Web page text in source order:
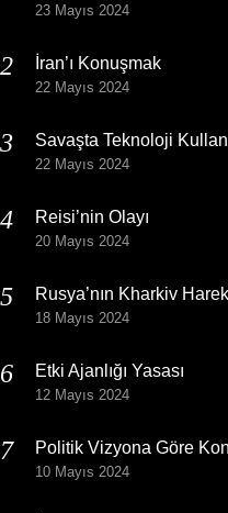
23 Mayıs 2024
İran’ı Konuşmak
22 Mayıs 2024
Savaşta Teknoloji
22 Mayıs 2024
Reisi’nin Olayı
20 Mayıs 2024
Rusya’nın Kharkiv
18 Mayıs 2024
Etki Ajanlığı Yasası
12 Mayıs 2024
Politik Vizyona Göre
10 Mayıs 2024